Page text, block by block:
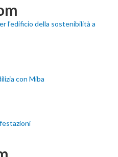
l'edificio della sostenibilità a
con Miba